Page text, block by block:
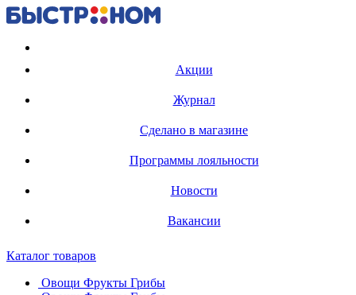
Акции
Журнал
Сделано в магазине
Программы лояльности
Новости
Вакансии
Каталог товаров
Овощи Фрукты Грибы